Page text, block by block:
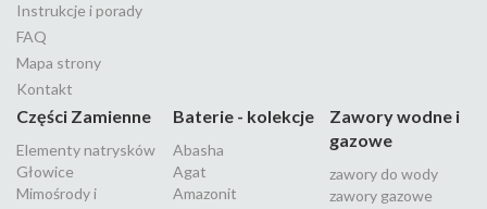
Instrukcje i porady
FAQ
Mapa strony
Kontakt
Części Zamienne
Elementy natrysków
Głowice
Mimośrody i
Baterie - kolekcje
Abasha
Agat
Amazonit
Zawory wodne i
gazowe
zawory do wody
zawory gazowe